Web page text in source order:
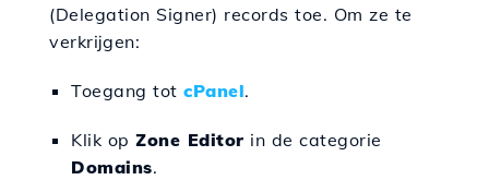
(Delegation Signer) records toe. Om ze te
verkrijgen:
Toegang tot cPanel.
Klik op Zone Editor in de categorie
Domains.